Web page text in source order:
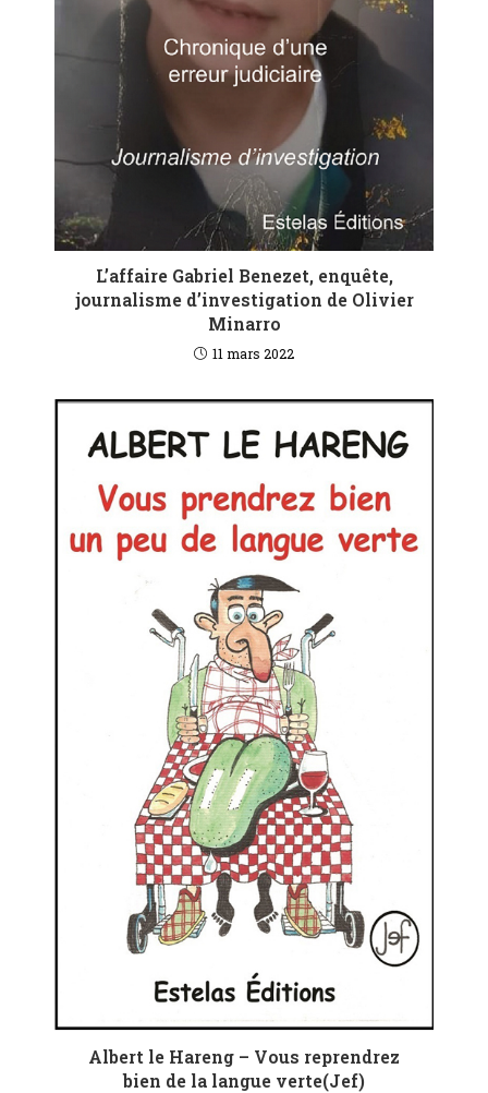
L’affaire Gabriel Benezet, enquête,
journalisme d’investigation de Olivier
Minarro
11 mars 2022
Albert le Hareng – Vous reprendrez
bien de la langue verte(Jef)